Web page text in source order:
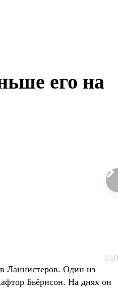
его на
1/10
Ланнистеров. Один из
Бьёрнсон. На днях он